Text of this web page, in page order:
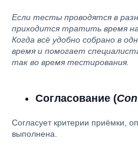
Если тесты проводятся в
приходится тратить время
Когда всё удобно собрано в
время и помогает
так во время тестирования.
Согласование (
Согласует критерии приёмки,
выполнена.